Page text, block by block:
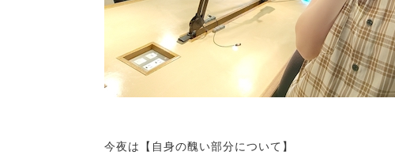
今夜は【自身の醜い部分について】